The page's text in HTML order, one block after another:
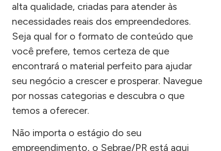
alta qualidade, criadas para atender às
necessidades reais dos empreendedores.
Seja qual for o formato de conteúdo que
você prefere, temos certeza de que
encontrará o material perfeito para ajudar
seu negócio a crescer e prosperar. Navegue
por nossas categorias e descubra o que
temos a oferecer.
Não importa o estágio do seu
empreendimento, o Sebrae/PR está aqui